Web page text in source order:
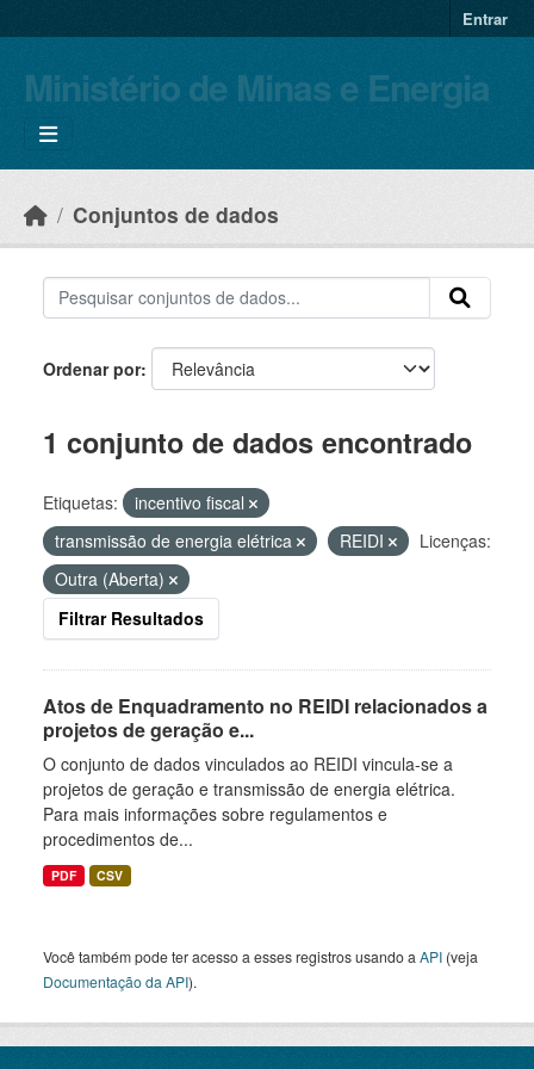
Entrar
Ministério de Minas e Energia
Conjuntos de dados
Ordenar por
1 conjunto de dados encontrado
Etiquetas:
incentivo fiscal
transmissão de energia elétrica
REIDI
Licenças:
Outra (Aberta)
Filtrar Resultados
Atos de Enquadramento no REIDI relacionados a
projetos de geração e...
O conjunto de dados vinculados ao REIDI vincula-se a
projetos de geração e transmissão de energia elétrica.
Para mais informações sobre regulamentos e
procedimentos de...
PDF CSV
Você também pode ter acesso a esses registros usando a API (veja
Documentação da API).